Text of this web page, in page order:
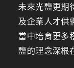
未來光鹽更期
及企業人才供
當中培育更多
鹽的理念深根